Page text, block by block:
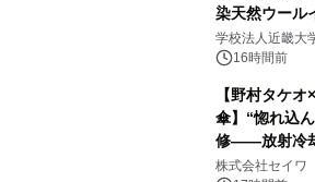
染天然ウール
販売
学校法人近畿大
16時間前
【野村タケ
傘】“惚れ込
修――放射冷
採用の日傘 『
株式会社セイワ